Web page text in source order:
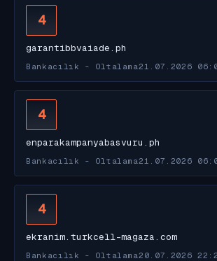
4
garantibbvaiade.ph
Bankacılık - Oltalama21.07.2026
4
enparakampanyabasvuru.ph
Bankacılık - Oltalama21.07.2026
4
ekranim.turkcell-magaza.com
Bankacılık - Oltalama20.07.2026